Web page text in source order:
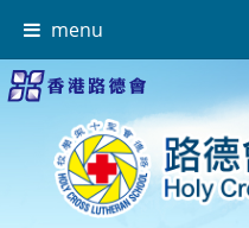
menu